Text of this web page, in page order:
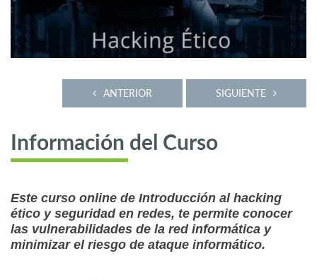
SIGUIENTE
ANTERIOR
Información del Curso
Este curso online de Introducción al hacking
ético y seguridad en redes, te permite conocer
las vulnerabilidades de la red informática y
minimizar el riesgo de ataque informático.